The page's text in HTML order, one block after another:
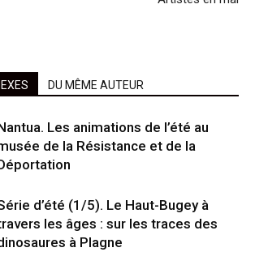
DU MÊME AUTEUR
Les animations de l’été au
de la Résistance et de la
d’été (1/5). Le Haut-Bugey à
les âges : sur les traces des
à Plagne